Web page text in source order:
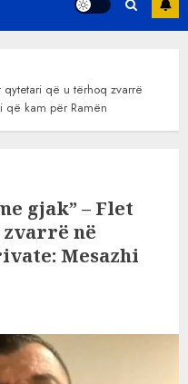
që u tërhoq zvarrë
që kam për Ramën
gjak” – Flet
në
Mesazhi